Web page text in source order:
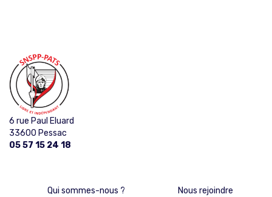
6 rue Paul Eluard
33600 Pessac
05 57 15 24 18
Qui sommes-nous ? Nous rejoindre